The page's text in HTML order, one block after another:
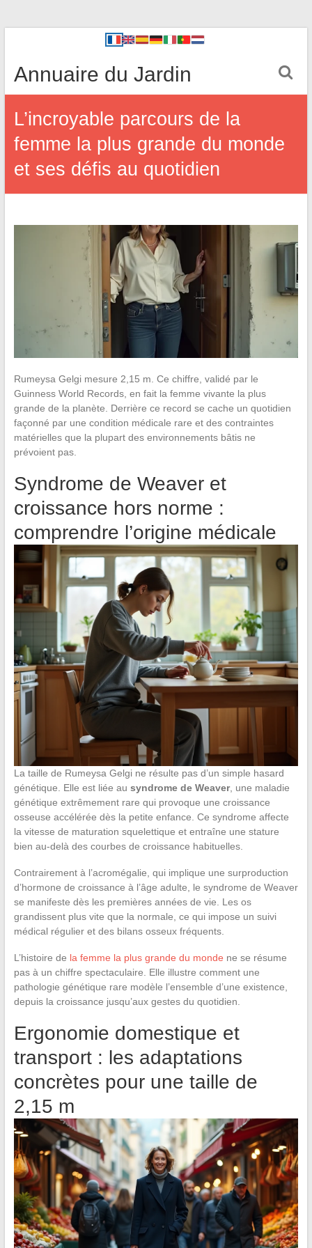
Annuaire du Jardin
L’incroyable parcours de la
femme la plus grande du monde
et ses défis au quotidien
Rumeysa Gelgi mesure 2,15 m. Ce chiffre, validé par le
Guinness World Records, en fait la femme vivante la plus
grande de la planète. Derrière ce record se cache un quotidien
façonné par une condition médicale rare et des contraintes
matérielles que la plupart des environnements bâtis ne
prévoient pas.
Syndrome de Weaver et
croissance hors norme :
comprendre l’origine médicale
La taille de Rumeysa Gelgi ne résulte pas d’un simple hasard
génétique. Elle est liée au syndrome de Weaver, une maladie
génétique extrêmement rare qui provoque une croissance
osseuse accélérée dès la petite enfance. Ce syndrome affecte
la vitesse de maturation squelettique et entraîne une stature
bien au-delà des courbes de croissance habituelles.
Contrairement à l’acromégalie, qui implique une surproduction
d’hormone de croissance à l’âge adulte, le syndrome de Weaver
se manifeste dès les premières années de vie. Les os
grandissent plus vite que la normale, ce qui impose un suivi
médical régulier et des bilans osseux fréquents.
L’histoire de la femme la plus grande du monde ne se résume
pas à un chiffre spectaculaire. Elle illustre comment une
pathologie génétique rare modèle l’ensemble d’une existence,
depuis la croissance jusqu’aux gestes du quotidien.
Ergonomie domestique et
transport : les adaptations
concrètes pour une taille de
2,15 m